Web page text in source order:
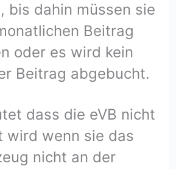
bis dahin müssen sie
Beitrag
oder es wird kein
Beitrag abgebucht.
dass die eVB nicht
wird wenn sie das
nicht an der